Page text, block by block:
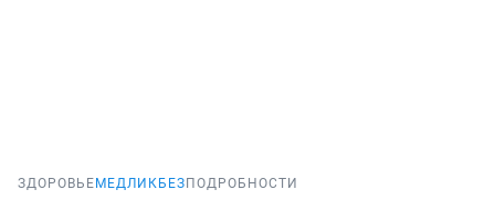
ЗДОРОВЬЕ МЕДЛИКБЕЗ ПОДРОБНОСТИ